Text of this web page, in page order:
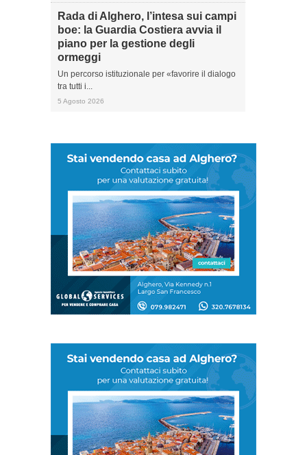
Rada di Alghero, l’intesa sui campi
boe: la Guardia Costiera avvia il
piano per la gestione degli
ormeggi
Un percorso istituzionale per «favorire il dialogo
tra tutti i...
5 Agosto 2026